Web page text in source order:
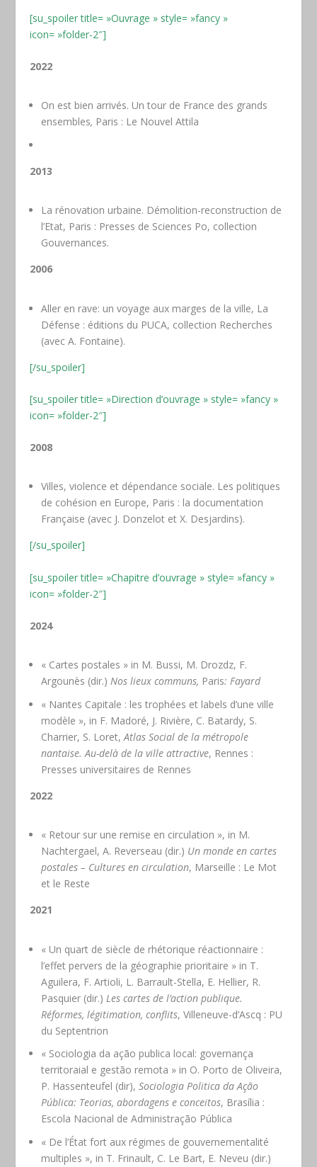
[su_spoiler title= »Ouvrage » style= »fancy »
icon= »folder-2″]
2022
On est bien arrivés. Un tour de France des grands
ensembles, Paris : Le Nouvel Attila
2013
La rénovation urbaine. Démolition-reconstruction de
l’Etat, Paris : Presses de Sciences Po, collection
Gouvernances.
2006
Aller en rave: un voyage aux marges de la ville, La
Défense : éditions du PUCA, collection Recherches
(avec A. Fontaine).
[/su_spoiler]
[su_spoiler title= »Direction d’ouvrage » style= »fancy »
icon= »folder-2″]
2008
Villes, violence et dépendance sociale. Les politiques
de cohésion en Europe, Paris : la documentation
Française (avec J. Donzelot et X. Desjardins).
[/su_spoiler]
[su_spoiler title= »Chapitre d’ouvrage » style= »fancy »
icon= »folder-2″]
2024
« Cartes postales » in M. Bussi, M. Drozdz, F.
Argounès (dir.)Nos lieux communs, Paris: Fayard
« Nantes Capitale : les trophées et labels d’une ville
modèle », in F. Madoré, J. Rivière, C. Batardy, S.
Charrier, S. Loret,Atlas Social de la métropole
nantaise. Au-delà de la ville attractive, Rennes :
Presses universitaires de Rennes
2022
« Retour sur une remise en circulation », in M.
Nachtergael, A. Reverseau (dir.) Un monde en cartes
postales – Cultures en circulation, Marseille : Le Mot
et le Reste
2021
« Un quart de siècle de rhétorique réactionnaire :
l’effet pervers de la géographie prioritaire » in T.
Aguilera, F. Artioli, L. Barrault-Stella, E. Hellier, R.
Pasquier (dir.) Les cartes de l’action publique.
Réformes, légitimation, conflits, Villeneuve-d’Ascq : PU
du Septentrion
« Sociologia da ação publica local: governança
territoraial e gestão remota » in O. Porto de Oliveira,
P. Hassenteufel (dir),Sociologia Politica da Ação
Pública: Teorias, abordagens e conceitos, Brasília :
Escola Nacional de Administração Pública
« De l’État fort aux régimes de gouvernementalité
multiples », in T. Frinault, C. Le Bart, E. Neveu (dir.)